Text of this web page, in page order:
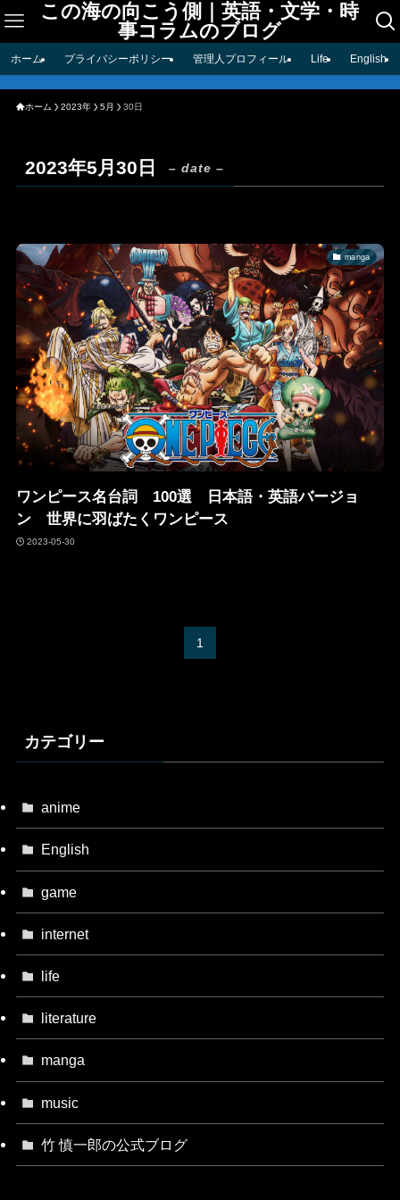
この海の向こう側｜英語・文学・時
事コラムのブログ
ホーム プライバシーポリシー 管理人プロフィール Life English
ホーム 2023年 5月 30日
2023年5月30日 – date –
manga
ワンピース名台詞 100選 日本語・英語バージョ
ン 世界に羽ばたくワンピース
2023-05-30
1
カテゴリー
anime
English
game
internet
life
literature
manga
music
竹 慎一郎の公式ブログ